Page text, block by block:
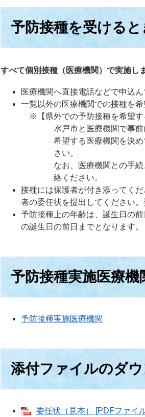
予防接種を受ける
すべて個別接種（医療機関）で実施し
医療機関へ直接電話などで申込ん
一覧以外の医療機関での接種を
※【県外での予防接種を希望す
水戸市と医療機関で事前に
希望する医療機関を決めて
さい。
なお、医療機関との手続きが
絡ください。
接種には保護者が付き添ってく
者の委任状を提出してください
予防接種上の年齢は、誕生日の
の誕生日の前日までとなります。
予防接種実施医療機
予防接種実施医療機関
添付ファイルのダ
委任状（見本） [PDFファイ